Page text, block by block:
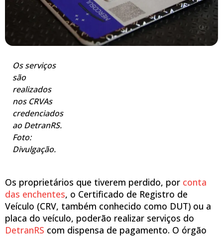
Os serviços
são
realizados
nos CRVAs
credenciados
ao DetranRS.
Foto:
Divulgação.
Os proprietários que tiverem perdido, por conta
das enchentes, o Certificado de Registro de
Veículo (CRV, também conhecido como DUT) ou a
placa do veículo, poderão realizar serviços do
DetranRS com dispensa de pagamento. O órgão